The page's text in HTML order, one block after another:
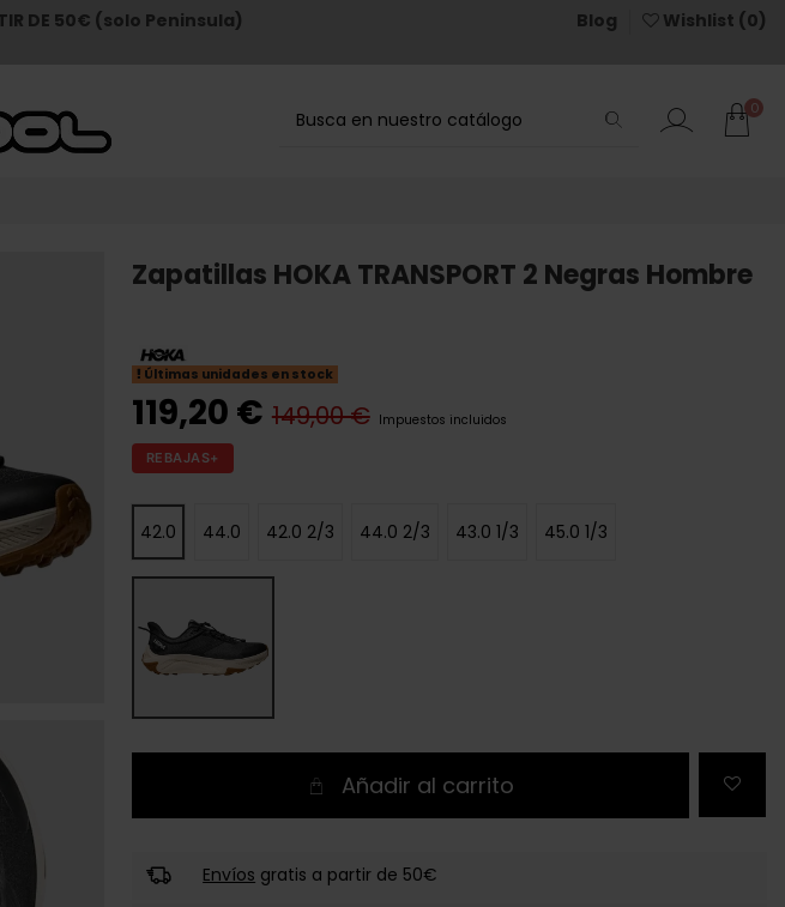
DE 50€ (solo Peninsula) Blog Wishlist (0)
0
Zapatillas HOKA TRANSPORT 2 Negras Hombre
Últimas unidades en stock
119,20 € 149,00 € Impuestos incluidos
REBAJAS+
42.0 44.0 42.0 2/3 44.0 2/3 43.0 1/3 45.0 1/3
Añadir al carrito
Envíos gratis a partir de 50€